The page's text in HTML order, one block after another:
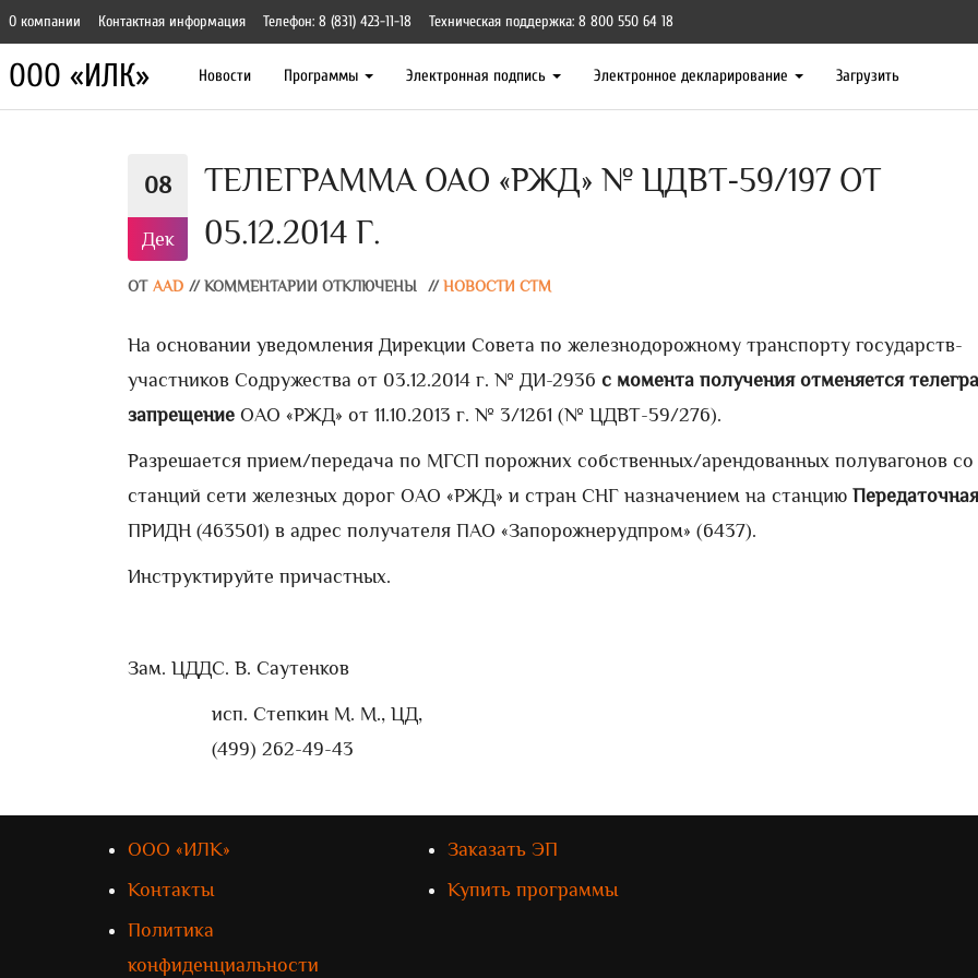
О компании Контактная информация Телефон: 8 (831) 423-11-18 Техническая поддержка: 8 800 550 64 18
ООО «ИЛК» Новости Программы Электронная подпись Электронное декларирование Загрузить
08
Дек
ТЕЛЕГРАММА ОАО «РЖД» № ЦДВТ-59/197 ОТ
05.12.2014 Г.
ОТ AAD // КОММЕНТАРИИ ОТКЛЮЧЕНЫ // НОВОСТИ СТМ
На основании уведомления Дирекции Совета по железнодорожному транспорту государств-
участников Содружества от 03.12.2014 г. № ДИ-2936 с момента получения отменяется
запрещение ОАО «РЖД» от 11.10.2013 г. № 3/1261 (№ ЦДВТ-59/276).
Разрешается прием/передача по МГСП порожних собственных/арендованных полувагонов со
станций сети железных дорог ОАО «РЖД» и стран СНГ назначением на станцию Передаточная
ПРИДН (463501) в адрес получателя ПАО «Запорожнерудпром» (6437).
Инструктируйте причастных.
Зам. ЦДДС. В. Саутенков
исп. Степкин М. М., ЦД,
(499) 262-49-43
ООО «ИЛК»
Контакты
Политика
конфиденциальности
Заказать ЭП
Купить программы